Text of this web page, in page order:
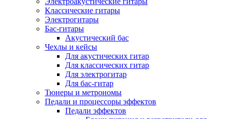
Классические гитары
Электрогитары
Бас-гитары
Акустический бас
Чехлы и кейсы
Для акустических гитар
Для классических гитар
Для электрогитар
Для бас-гитар
Тюнеры и метрономы
Педали и процессоры эффектов
Педали эффектов